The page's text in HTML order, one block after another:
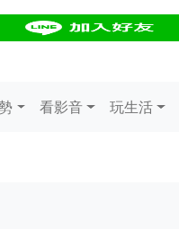
看影音 玩生活